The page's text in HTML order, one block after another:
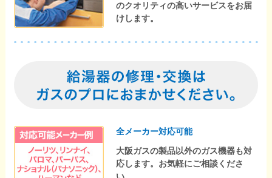
のクオリティの高いサービスをお届
けします。
全メーカー対応可能
大阪ガスの製品以外のガス機器も対
応します。お気軽にご相談くださ